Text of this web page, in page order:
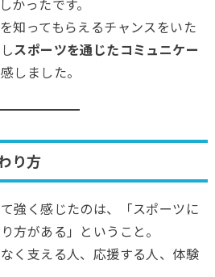
知ってもらえるチャンスをいた
スポーツを通じたコミュニケー
しました。
り方
強く感じたのは、「スポーツに
方がある」ということ。
く支える人、応援する人、体験